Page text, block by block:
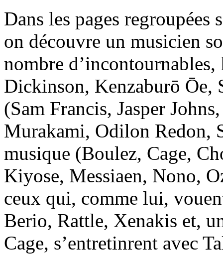
Dans les pages regroupées
on découvre un musicien
nombre
Dickinson, Kenzaburō Ōe,
(Sam Francis, Jasper
Murakami, Odilon Redon,
musique (Boulez, Cage,
Kiyose, Messiaen, Nono,
ceux qui, comme lui,
Berio, Rattle, Xenakis et,
Cage, s’entretinrent avec